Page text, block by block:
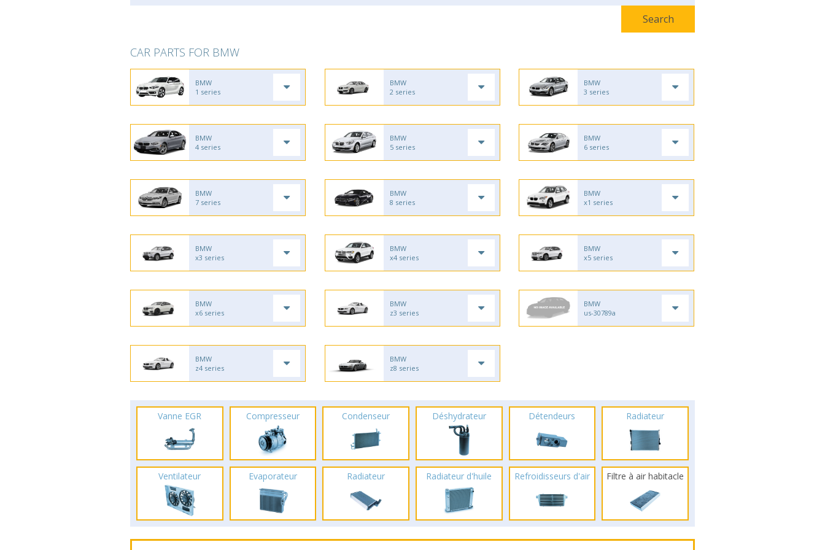
CAR PARTS FOR BMW
BMW
1 series
BMW
2 series
BMW
3 series
BMW
4 series
BMW
5 series
BMW
6 series
BMW
7 series
BMW
8 series
BMW
x1 series
BMW
x3 series
BMW
x4 series
BMW
x5 series
BMW
x6 series
BMW
z3 series
BMW
us-30789a
BMW
z4 series
BMW
z8 series
Vanne EGR Compresseur Condenseur Déshydrateur Détendeurs Radiateur
Ventilateur Evaporateur Radiateur Radiateur d'huile Refroidisseurs d'air Filtre à air habitacle